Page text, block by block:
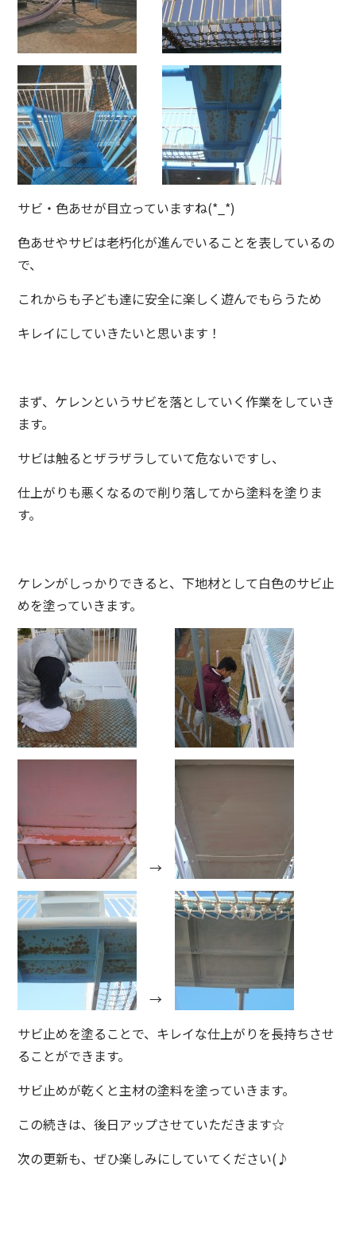
サビ・色あせが目立っていますね(*_*)
色あせやサビは老朽化が進んでいることを表しているの
で、
これからも子ども達に安全に楽しく遊んでもらうため
キレイにしていきたいと思います！
まず、ケレンというサビを落としていく作業をしていき
ます。
サビは触るとザラザラしていて危ないですし、
仕上がりも悪くなるので削り落してから塗料を塗りま
す。
ケレンがしっかりできると、下地材として白色のサビ止
めを塗っていきます。
→
→
サビ止めを塗ることで、キレイな仕上がりを長持ちさせ
ることができます。
サビ止めが乾くと主材の塗料を塗っていきます。
この続きは、後日アップさせていただきます☆
次の更新も、ぜひ楽しみにしていてください(♪